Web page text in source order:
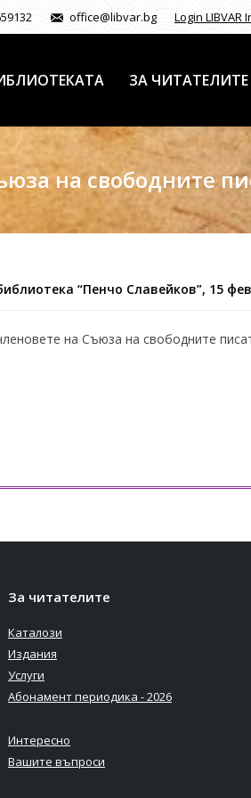
office@libvar.bg Login LIBVAR
ЗА ЧИТАТЕЛИТЕ
на свободните
“Пенчо Славейков”, 15
на Съюза на свободните
За читателите
Каталози
Издания
Услуги
Абонамент периодика - 2026
Интересно
Вашите въпроси